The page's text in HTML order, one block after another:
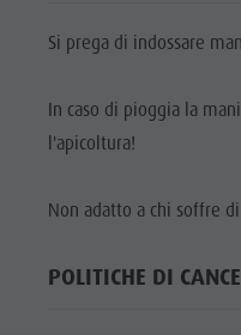
Si prega di indossare
In caso di pioggia la
l'apicoltura!
Non adatto a chi soffre
POLITICHE DI